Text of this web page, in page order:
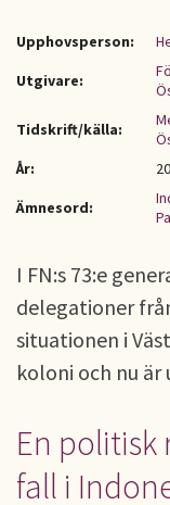
Upphovsperson:
Utgivare:
Tidskrift/källa:
År:
Ämnesord:
I FN:s 73:e
delegationer
situationen i
koloni och nu
En politisk
fall i